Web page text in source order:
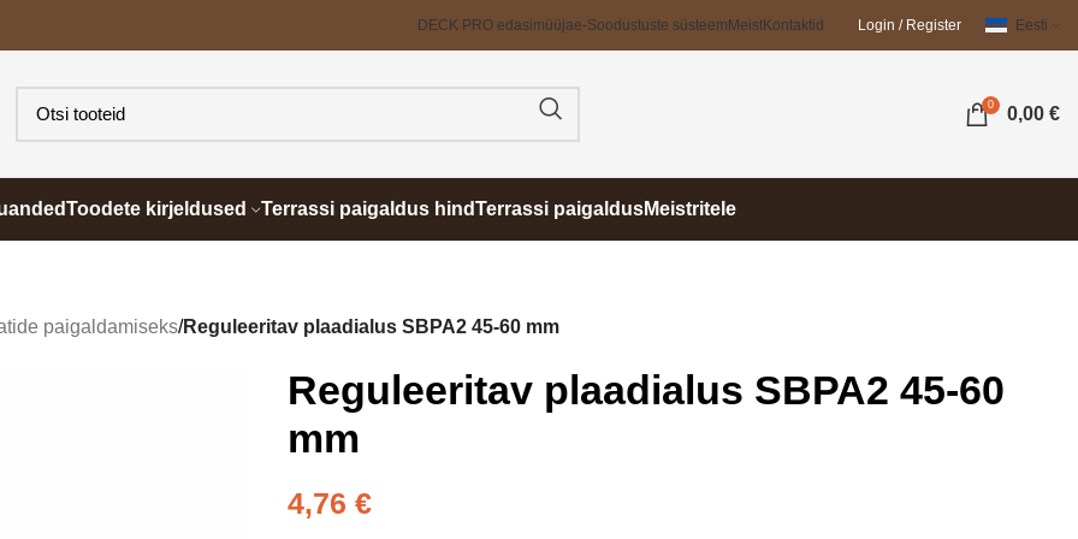
DECK PRO edasimüüjae-Soodustuste süsteem MeistKontaktid Login / Register Eesti
0 0,00 €
Toodete kirjeldused Terrassi paigaldus hindTerrassi paigaldusMeistritele
paigaldamiseks/Reguleeritav plaadialus SBPA2 45-60 mm
Reguleeritav plaadialus SBPA2 45-60
mm
4,76 €